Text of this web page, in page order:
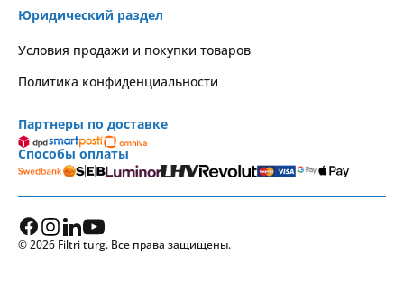
Юридический раздел
Условия продажи и покупки товаров
Политика конфиденциальности
Партнеры по доставке
Способы оплаты
© 2026 Filtri turg. Все права защищены.